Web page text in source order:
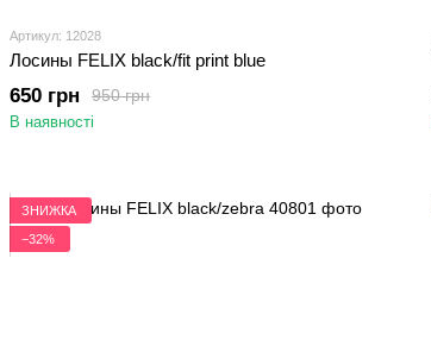
Артикул: 12028
Лосины FELIX black/fit print blue
950 грн
650 грн
В наявності
ЗНИЖКА
−32%